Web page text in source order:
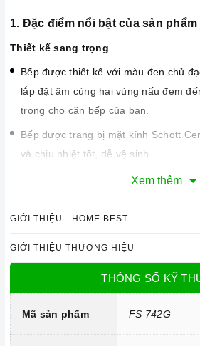
1. Đặc điểm nổi bật của sản phẩm
Thiết kế sang trọng
Bếp được thiết kế với màu đen chủ
lắp đặt âm cùng hai vùng nấu đem
trọng cho căn bếp của bạn.
Bếp được trang bị mặt kính Schott
và chịu nhiệt tốt, dễ vệ sinh.
Xem thêm
GIỚI THIỆU - HOME BEST
GIỚI THIỆU THƯƠNG HIỆU
THÔNG SỐ KỸ
Mã sản phẩm FS 742G